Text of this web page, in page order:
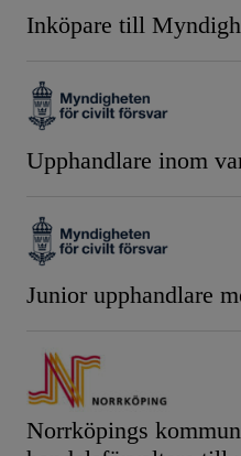
Inköpare till
Upphandlare inom
Junior upphandlare
Norrköpings